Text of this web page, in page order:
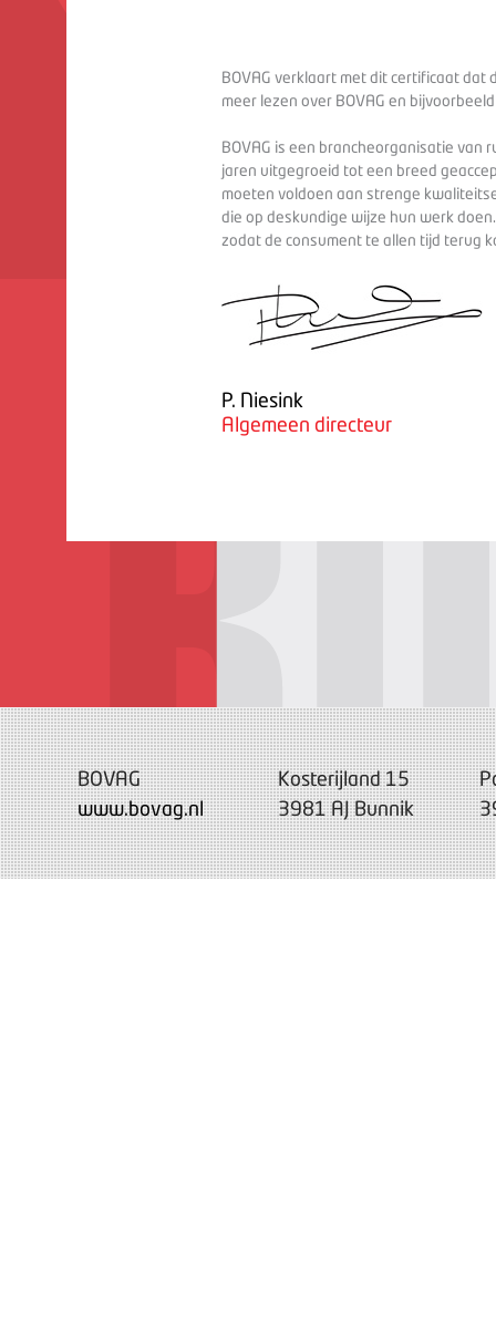
BOVAG verklaart met dit certificaat dat
meer lezen over BOVAG en
BOVAG is een brancheorganisatie van
jaren uitgegroeid tot een breed
moeten voldoen aan strenge
die op deskundige wijze hun werk
zodat de consument te allen tijd terug
P. Niesink
Algemeen directeur
BOVAG
www.bovag.nl
Kosterijland 15
3981 AJ Bunnik